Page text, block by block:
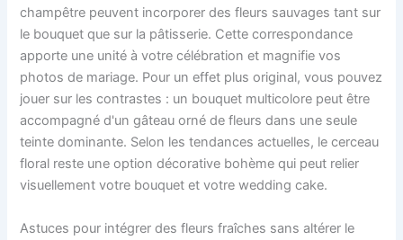
champêtre peuvent incorporer des fleurs sauvages tant sur
le bouquet que sur la pâtisserie. Cette correspondance
apporte une unité à votre célébration et magnifie vos
photos de mariage. Pour un effet plus original, vous pouvez
jouer sur les contrastes : un bouquet multicolore peut être
accompagné d'un gâteau orné de fleurs dans une seule
teinte dominante. Selon les tendances actuelles, le cerceau
floral reste une option décorative bohème qui peut relier
visuellement votre bouquet et votre wedding cake.
Astuces pour intégrer des fleurs fraîches sans altérer le